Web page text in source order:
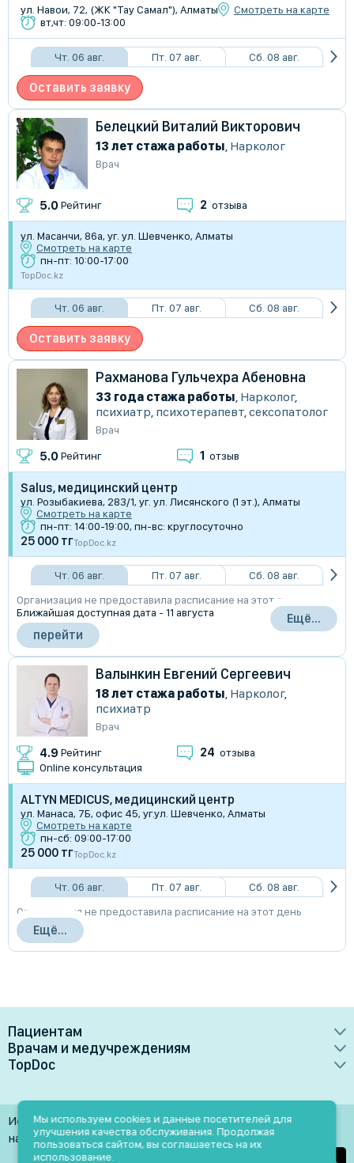
ул. Навои, 72, (ЖК "Тау Самал"), Алматы
Смотреть на карте
вт,чт: 09:00-13:00
Чт. 06 авг. Пт. 07 авг. Сб. 08 авг.
Оставить заявку
Белецкий Виталий Викторович
13 лет стажа работы, Нарколог
Врач
5.0 Рейтинг 2 отзыва
ул. Масанчи, 86a, уг. ул. Шевченко, Алматы
Смотреть на карте
пн-пт: 10:00-17:00
TopDoc.kz
Чт. 06 авг. Пт. 07 авг. Сб. 08 авг.
Оставить заявку
Рахманова Гульчехра Абеновна
33 года стажа работы, Нарколог,
психиатр, психотерапевт,сексопатолог
Врач
5.0 Рейтинг 1 отзыв
Salus, медицинский центр
ул. Розыбакиева, 283/1, уг. ул. Лисянского (1 эт.), Алматы
Смотреть на карте
пн-пт: 14:00-19:00, пн-вс: круглосуточно
25 000 тгTopDoc.kz
Чт. 06 авг. Пт. 07 авг.
Сб. 08 авг.
Организация не предоставила расписание на этот день
Ближайшая доступная дата - 11 августа
перейти
Ещё...
Валынкин Евгений Сергеевич
18 лет стажа работы, Нарколог,
психиатр
Врач
4.9 Рейтинг 24 отзыва
Online консультация
ALTYN MEDICUS, медицинский центр
ул. Манаса, 7Б, офис 45, уг.ул. Шевченко, Алматы
Смотреть на карте
пн-сб: 09:00-17:00
25 000 тгTopDoc.kz
Чт. 06 авг. Пт. 07 авг.
Сб. 08 авг.
Организация не предоставила расписание на этот день
Ещё...
Пациентам
Врачи
Клиники
Лаборатории
Услуги
Врачам и медучреждениям
Преимущества
Медучреждениям
Врачам
TopDoc
Контакты
Помощь
Использование материалов разрешено только при
наличии активной ссылки на источник
Мы используем cookies и данные посетителей для
улучшения качества обслуживания. Продолжая
пользоваться сайтом, вы соглашаетесь на их
использование.